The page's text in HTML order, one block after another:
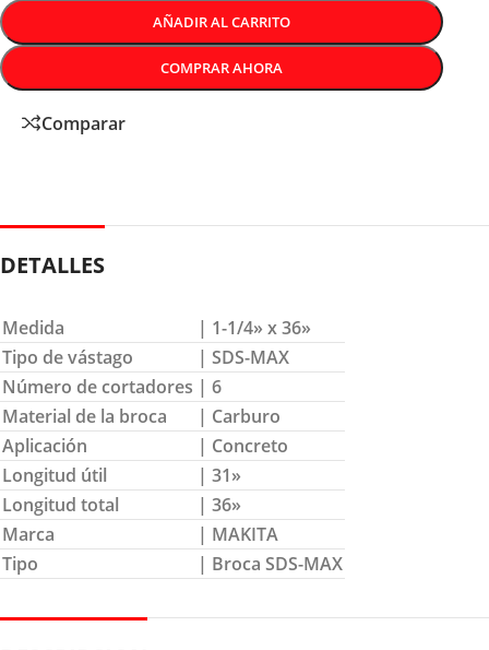
AÑADIR AL CARRITO
COMPRAR AHORA
Comparar
DETALLES
Medida
| 1-1/4» x 36»
Tipo de vástago
| SDS-MAX
Número de cortadores | 6
Material de la broca
| Carburo
Aplicación
| Concreto
Longitud útil
| 31»
Longitud total
| 36»
Marca
| MAKITA
Tipo
| Broca SDS-MAX